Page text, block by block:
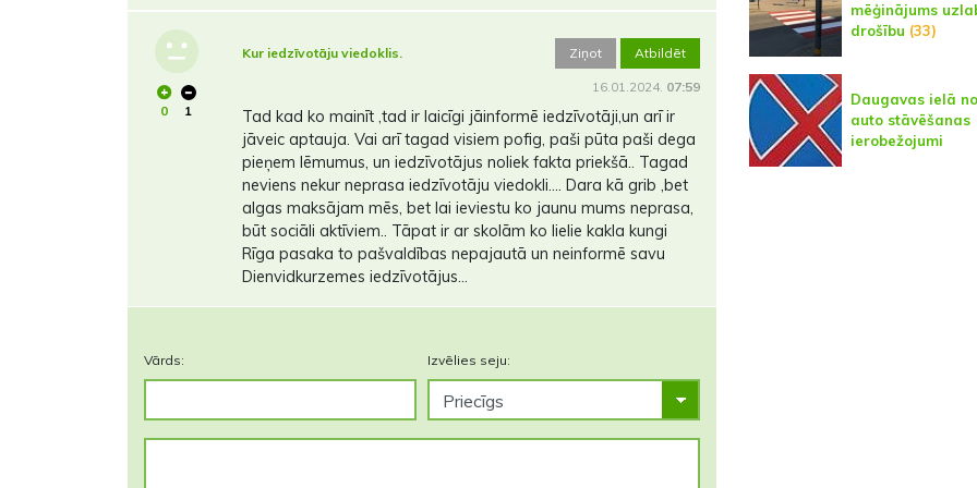
0 1
Kur iedzīvotāju viedoklis. Ziņot Atbildēt
16.01.2024. 07:59
Tad kad ko mainīt ,tad ir laicīgi jāinformē iedzīvotāji,un arī ir
jāveic aptauja. Vai arī tagad visiem pofig, paši pūta paši dega
pieņem lēmumus, un iedzīvotājus noliek fakta priekšā.. Tagad
neviens nekur neprasa iedzīvotāju viedokli.... Dara kā grib ,bet
algas maksājam mēs, bet lai ieviestu ko jaunu mums neprasa,
būt sociāli aktīviem.. Tāpat ir ar skolām ko lielie kakla kungi
Rīga pasaka to pašvaldības nepajautā un neinformē savu
Dienvidkurzemes iedzīvotājus...
Vārds: Izvēlies seju:
mēģinājums
drošību (33)
Daugavas ielā
auto stāvēšanas
ierobežojumi